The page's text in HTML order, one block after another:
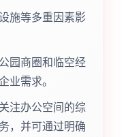
施等多重因素影
园商圈和临空经
业需求。
注办公空间的综
，并可通过明确